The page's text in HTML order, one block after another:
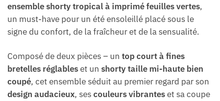
ensemble shorty tropical à imprimé feuilles vertes,
un must-have pour un été ensoleillé placé sous le
signe du confort, de la fraîcheur et de la sensualité.
Composé de deux pièces – un top court à fines
bretelles réglableset un shorty taille mi-haute bien
coupé, cet ensemble séduit au premier regard par son
design audacieux, sescouleurs vibranteset sa coupe